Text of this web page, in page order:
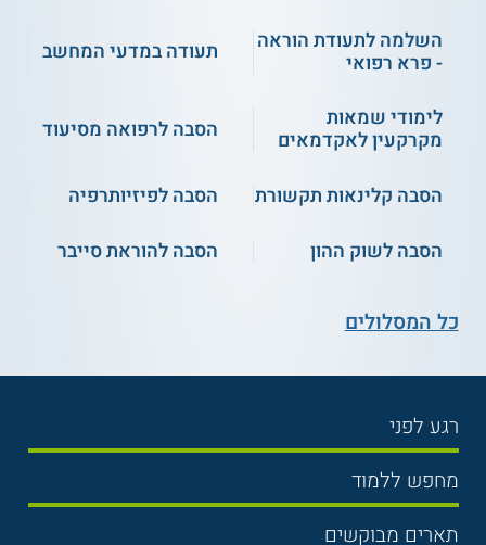
למידע נוסף לחצו:מכללת אורנים - המכללה
האקדמית לחינוך
השלמה לתעודת הוראה
- פרא רפואי
תעודה במדעי המחשב
לימודי שמאות
מקרקעין לאקדמאים
הסבה לרפואה מסיעוד
הסבה קלינאות תקשורת
הסבה לפיזיותרפיה
הסבה לשוק ההון
הסבה להוראת סייבר
כל המסלולים
רגע לפני
בחירת לימודים
תנאי קבלה
מחפש ללמוד
תואר ראשון
תארים מבוקשים